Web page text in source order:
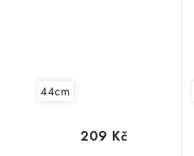
44cm
209 Kč